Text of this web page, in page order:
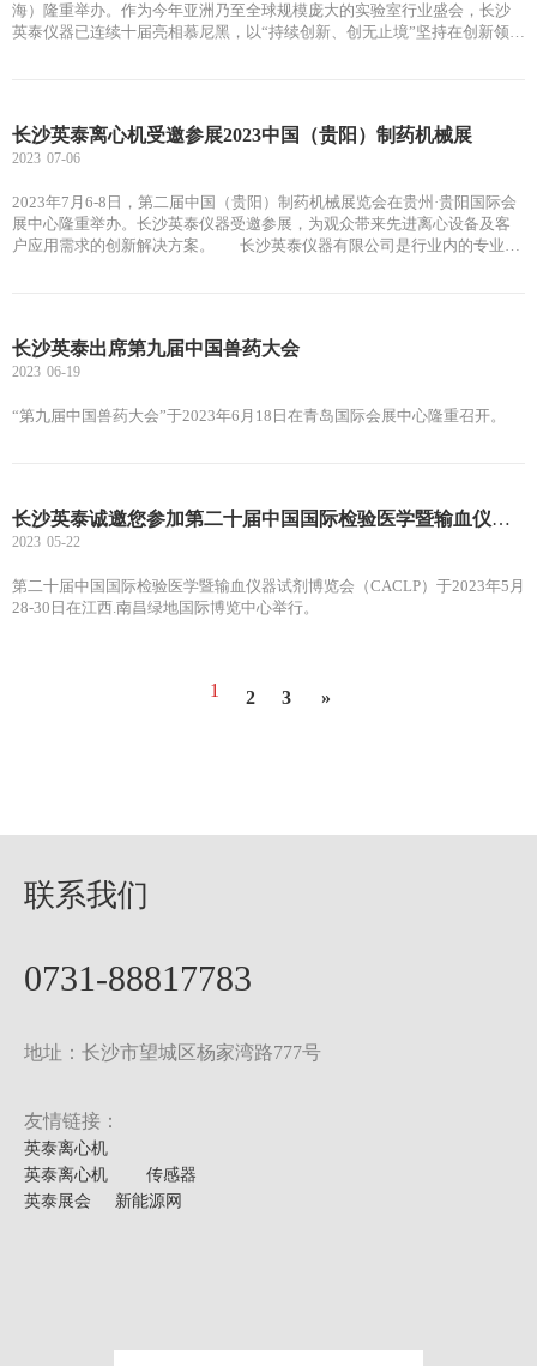
海）隆重举办。作为今年亚洲乃至全球规模庞大的实验室行业盛会，长沙
英泰仪器已连续十届亮相慕尼黑，以“持续创新、创无止境”坚持在创新领域
长沙英泰离心机受邀参展2023中国（贵阳）制药机械展
2023年7月6-8日，第二届中国（贵阳）制药机械展览会在贵州·贵阳国际会
展中心隆重举办。长沙英泰仪器受邀参展，为观众带来先进离心设备及客
户应用需求的创新解决方案。 长沙英泰仪器有限公司是行业内的专业离
权，积极拓展外贸业务，主要面向欧洲、美洲、东南亚、中东等国际市
场，产品已出口到巴西、印度、美国、德国、日本、俄罗斯、土耳其、墨
2023 07-06
长沙英泰出席第九届中国兽药大会
“第九届中国兽药大会”于2023年6月18日在青岛国际会展中心隆重召开。
2023 06-19
长沙英泰诚邀您参加第二十届中国国际检验医学暨输血仪器试剂博览会（CACLP）
第二十届中国国际检验医学暨输血仪器试剂博览会（CACLP）于2023年5月
28-30日在江西.南昌绿地国际博览中心举行。
2023 05-22
1 2 3 »
联系我们
0731-88817783
地址：长沙市望城区杨家湾路777号
友情链接：
英泰离心机
英泰离心机
传感器
英泰展会
新能源网